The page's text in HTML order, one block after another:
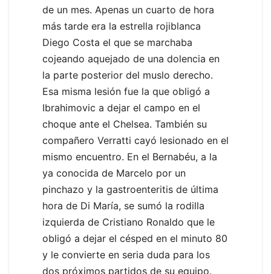
de un mes. Apenas un cuarto de hora
más tarde era la estrella rojiblanca
Diego Costa el que se marchaba
cojeando aquejado de una dolencia en
la parte posterior del muslo derecho.
Esa misma lesión fue la que obligó a
Ibrahimovic a dejar el campo en el
choque ante el Chelsea. También su
compañero Verratti cayó lesionado en el
mismo encuentro. En el Bernabéu, a la
ya conocida de Marcelo por un
pinchazo y la gastroenteritis de última
hora de Di María, se sumó la rodilla
izquierda de Cristiano Ronaldo que le
obligó a dejar el césped en el minuto 80
y le convierte en seria duda para los
dos próximos partidos de su equipo.